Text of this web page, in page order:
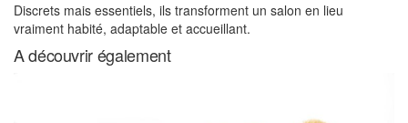
Discrets mais essentiels, ils transforment un salon en lieu
vraiment habité, adaptable et accueillant.
A découvrir également